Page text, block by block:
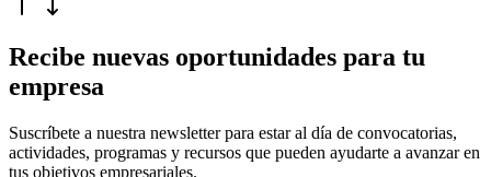
Recibe nuevas oportunidades para tu
empresa
Suscríbete a nuestra newsletter para estar al día de convocatorias,
actividades, programas y recursos que pueden ayudarte a avanzar en
tus objetivos empresariales.